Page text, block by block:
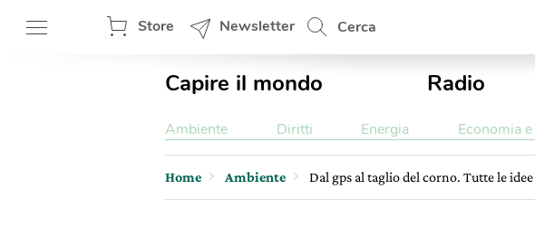
Store Newsletter Cerca
Capire il mondo Radio
Ambiente Diritti Energia Economia
Home Ambiente Dal gps al taglio del corno. Tutte le